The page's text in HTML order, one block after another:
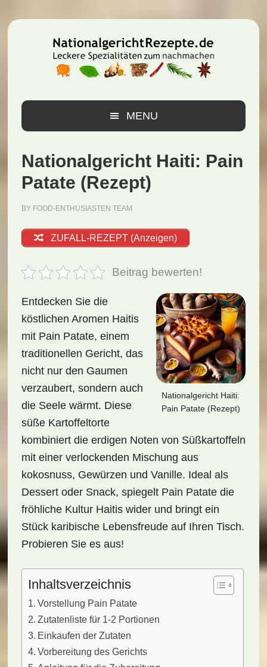
Hauptnavigation
Inhalt
Seitenspalte
MENU
Nationalgericht Haiti: Pain
Patate (Rezept)
BY FOOD-ENTHUSIASTEN TEAM
ZUFALL-REZEPT (Anzeigen)
Beitrag bewerten!
Nationalgericht Haiti:
Pain Patate (Rezept)
Entdecken Sie die
köstlichen Aromen Haitis
mit Pain Patate, einem
traditionellen Gericht, das
nicht nur den Gaumen
verzaubert, sondern auch
die Seele wärmt. Diese
süße Kartoffeltorte
kombiniert die erdigen Noten von Süßkartoffeln
mit einer verlockenden Mischung aus
kokosnuss, Gewürzen und Vanille. Ideal als
Dessert oder Snack, spiegelt Pain Patate die
fröhliche Kultur Haitis wider und bringt ein
Stück karibische Lebensfreude auf Ihren Tisch.
Probieren Sie es aus!
Inhaltsverzeichnis
Vorstellung Pain Patate
Zutatenliste für 1-2 Portionen
Einkaufen der Zutaten
Vorbereitung des Gerichts